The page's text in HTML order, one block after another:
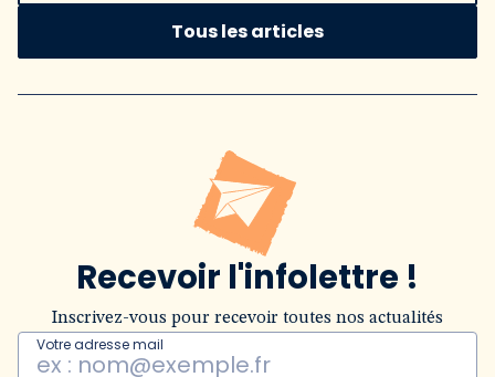
Tous les articles
Recevoir l'infolettre !
Inscrivez-vous pour recevoir toutes nos actualités
Votre adresse mail